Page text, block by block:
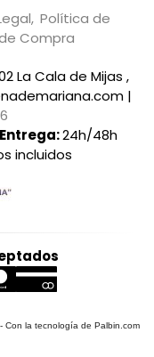
Política de
Compra
La Cala de Mijas ,
|
24h/48h
incluidos
la tecnología de Palbin.com